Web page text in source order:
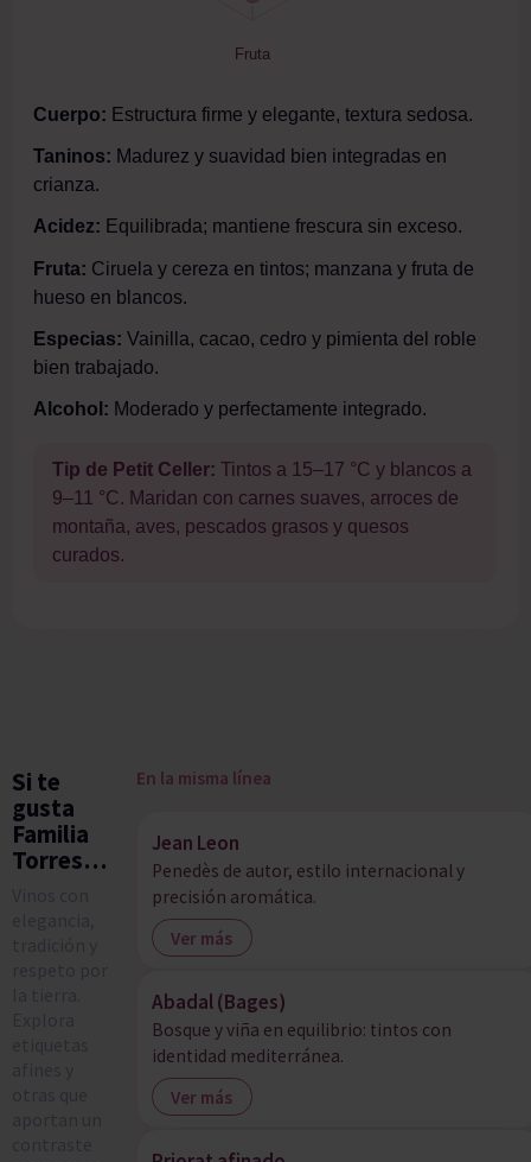
Fruta
Cuerpo: Estructura firme y elegante, textura sedosa.
Taninos: Madurez y suavidad bien integradas en
crianza.
Acidez: Equilibrada; mantiene frescura sin exceso.
Fruta: Ciruela y cereza en tintos; manzana y fruta de
hueso en blancos.
Especias: Vainilla, cacao, cedro y pimienta del roble
bien trabajado.
Alcohol: Moderado y perfectamente integrado.
Tip de Petit Celler: Tintos a 15–17 °C y blancos a
9–11 °C. Maridan con carnes suaves, arroces de
montaña, aves, pescados grasos y quesos
curados.
Si te
gusta
Familia
Torres…
En la misma línea
Jean Leon
Penedès de autor, estilo internacional y
precisión aromática.
Ver más
Abadal (Bages)
Bosque y viña en equilibrio: tintos con
identidad mediterránea.
Ver más